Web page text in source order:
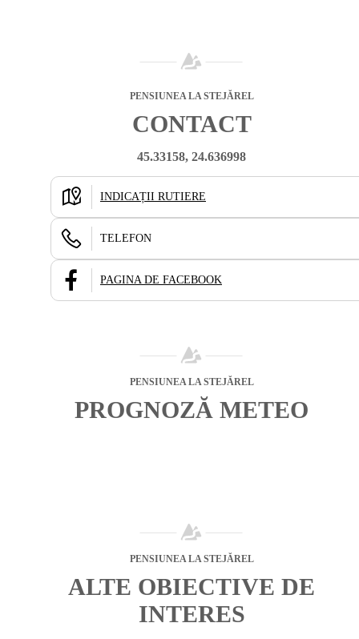
PENSIUNEA LA STEJĂREL
CONTACT
45.33158, 24.636998
INDICAȚII RUTIERE
TELEFON
PAGINA DE FACEBOOK
PENSIUNEA LA STEJĂREL
PROGNOZĂ METEO
PENSIUNEA LA STEJĂREL
ALTE OBIECTIVE DE
INTERES